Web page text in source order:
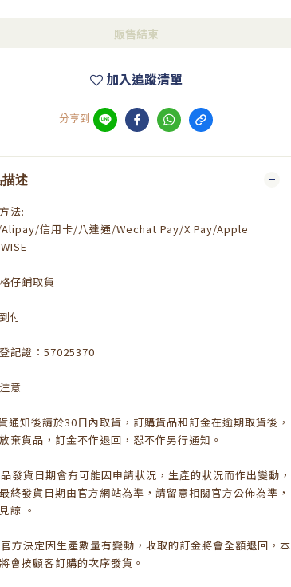
販售結束
加入追蹤清單
分享到
述
法:
Alipay/信用卡/八達通/Wechat Pay/X Pay/Apple
仔鋪取貨
付
記證：57025370
意
通知後請於30日內取貨，訂購貨品和訂金在逾期取貨後，
棄貨品，訂金不作退回，恕不作另行通知。
發貨日期會有可能因申請狀況，生產的狀況而作出變動，
終發貨日期由官方網站為準，請留意相關官方公佈為準，
諒 。
方決定因生產數量有變動，收取的訂金將會全額退回，本
會按顧客訂購的次序發貨。